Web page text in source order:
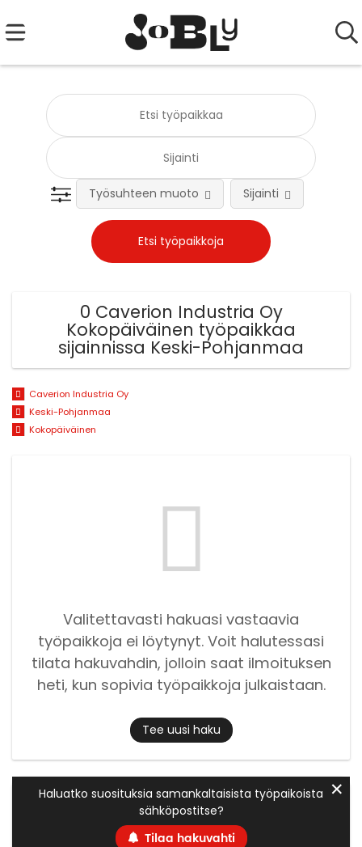
Työsuhteen muoto Sijainti
0 Caverion Industria Oy
Kokopäiväinen työpaikkaa
sijainnissa Keski-Pohjanmaa
Caverion Industria Oy
Keski-Pohjanmaa
Kokopäiväinen
Valitettavasti hakuasi vastaavia
työpaikkoja ei löytynyt. Voit halutessasi
tilata hakuvahdin, jolloin saat ilmoituksen
heti, kun sopivia työpaikkoja julkaistaan.
Tee uusi haku
Haluatko suosituksia samankaltaisista työpaikoista
sähköpostitse?
Tilaa hakuvahti
✕